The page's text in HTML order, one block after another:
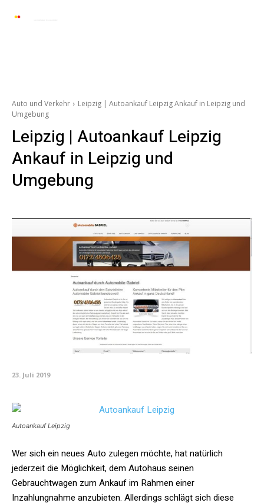
Auto und Verkehr
Leipzig | Autoankauf Leipzig Ankauf in Leipzig und
Umgebung
Leipzig | Autoankauf Leipzig
Ankauf in Leipzig und
Umgebung
23. Juli 2019
Autoankauf Leipzig
Wer sich ein neues Auto zulegen möchte, hat natürlich
jederzeit die Möglichkeit, dem Autohaus seinen
Gebrauchtwagen zum Ankauf im Rahmen einer
Inzahlungnahme anzubieten. Allerdings schlägt sich diese